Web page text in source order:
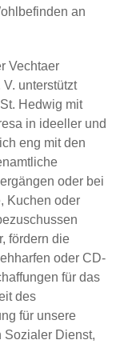
an
Vechtaer
unterstützt
Hedwig mit
in ideeller und
eng mit den
oder bei
Kuchen oder
fördern die
oder CD-
für das
des
für unsere
Sozialer Dienst,